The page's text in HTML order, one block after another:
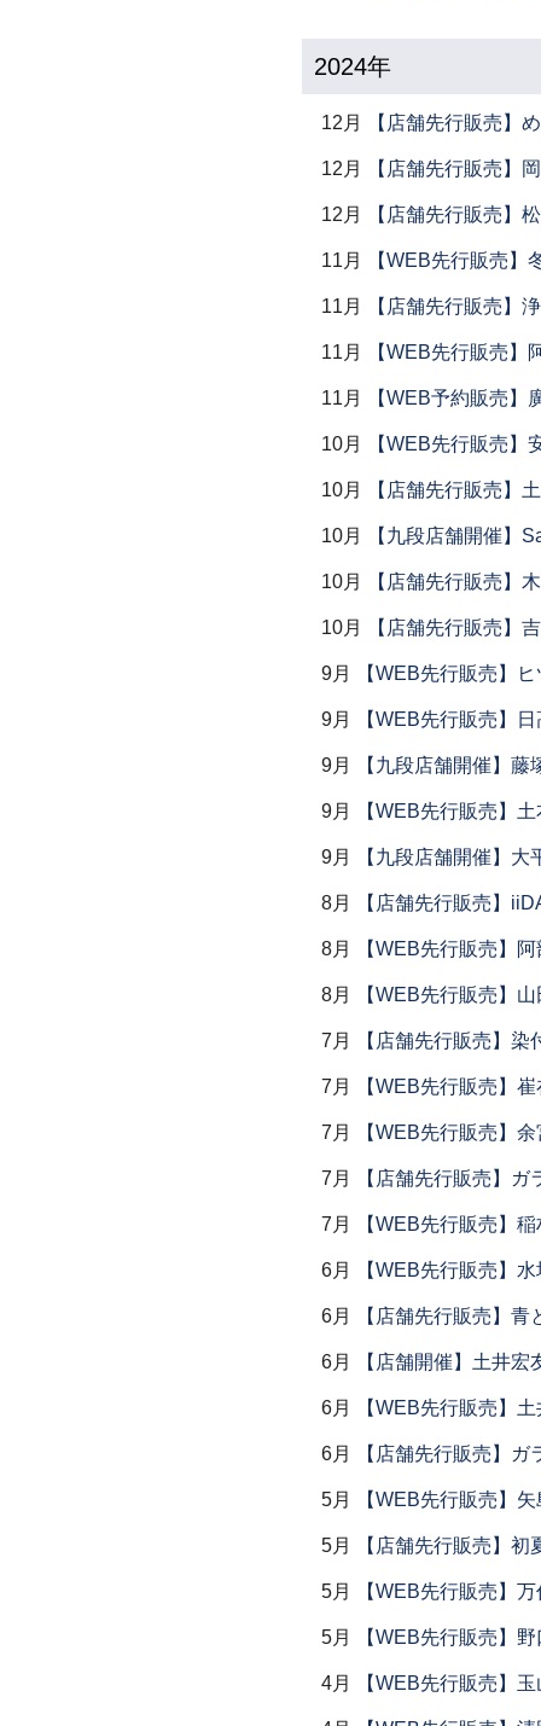
2024年
12月 【店舗先行販売】
12月 【店舗先行販売】
12月 【店舗先行販売】
11月 【WEB先行販売】
11月 【店舗先行販売】
11月 【WEB先行販売】
11月 【WEB予約販売】
10月 【WEB先行販売】
10月 【店舗先行販売】
10月 【九段店舗開催】
10月 【店舗先行販売】
10月 【店舗先行販売】
9月 【WEB先行販売】
9月 【WEB先行販売】
9月 【九段店舗開催】藤
9月 【WEB先行販売】
9月 【九段店舗開催】大
8月 【店舗先行販売】
8月 【WEB先行販売】
8月 【WEB先行販売】
7月 【店舗先行販売】染
7月 【WEB先行販売】
7月 【WEB先行販売】
7月 【店舗先行販売】ガ
7月 【WEB先行販売】
6月 【WEB先行販売】
6月 【店舗先行販売】青
6月 【店舗開催】土井宏
6月 【WEB先行販売】
6月 【店舗先行販売】ガ
5月 【WEB先行販売】
5月 【店舗先行販売】初
5月 【WEB先行販売】
5月 【WEB先行販売】
4月 【WEB先行販売】